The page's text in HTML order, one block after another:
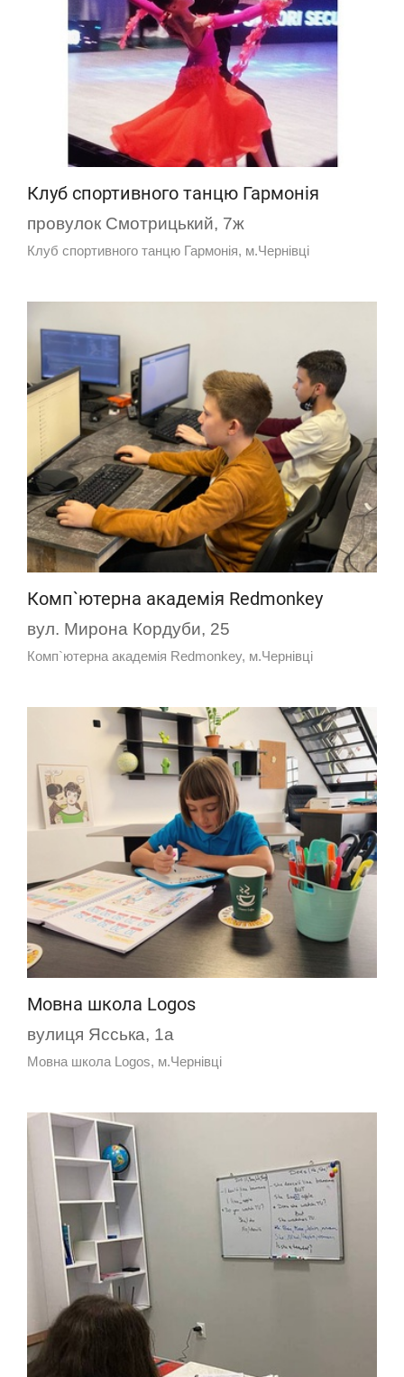
Клуб спортивного танцю Гармонія
провулок Смотрицький, 7ж
Клуб спортивного танцю Гармонія, м.Чернівці
Комп`ютерна академія Redmonkey
вул. Мирона Кордуби, 25
Комп`ютерна академія Redmonkey, м.Чернівці
Мовна школа Logos
вулиця Ясська, 1а
Мовна школа Logos, м.Чернівці